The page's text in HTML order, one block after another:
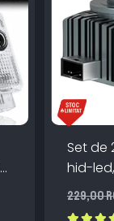
Set de
hid-led,
229,00